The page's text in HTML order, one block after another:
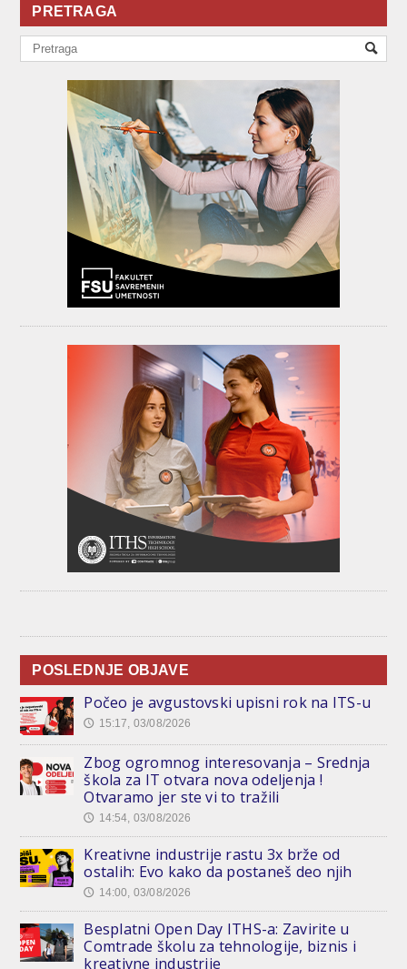
PRETRAGA
POSLEDNJE OBJAVE
Počeo je avgustovski upisni rok na ITS-u
🕔 15:17, 03/08/2026
Zbog ogromnog interesovanja – Srednja
škola za IT otvara nova odeljenja !
Otvaramo jer ste vi to tražili
🕔 14:54, 03/08/2026
Kreativne industrije rastu 3x brže od
ostalih: Evo kako da postaneš deo njih
🕔 14:00, 03/08/2026
Besplatni Open Day ITHS-a: Zavirite u
Comtrade školu za tehnologije, biznis i
kreativne industrije